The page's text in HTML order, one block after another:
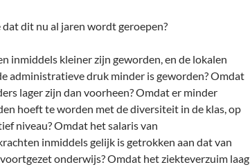
dit nu al jaren wordt geroepen?
inmiddels kleiner zijn geworden, en de lokalen
administratieve druk minder is geworden? Omdat
lager zijn dan voorheen? Omdat er minder
hoeft te worden met de diversiteit in de klas, op
niveau? Omdat het salaris van
inmiddels gelijk is getrokken aan dat van
onderwijs? Omdat het ziekteverzuim laag